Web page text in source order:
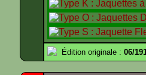
Édition originale : 06/